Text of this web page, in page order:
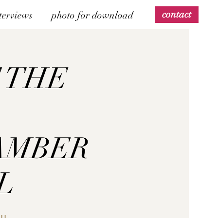
photo for download contact
THE